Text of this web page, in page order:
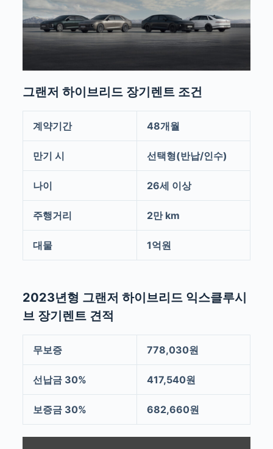
그랜저 하이브리드 장기렌트 조건
계약기간 48개월
만기 시 선택형(반납/인수)
나이 26세 이상
주행거리 2만 km
대물 1억원
2023년형 그랜저 하이브리드 익스클루시
브 장기렌트 견적
무보증 778,030원
선납금 30% 417,540원
보증금 30% 682,660원